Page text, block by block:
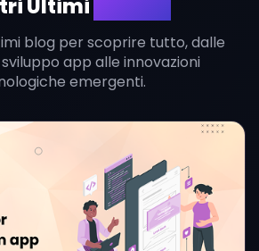
Ultimi
blog per scoprire tutto, dalle
app alle innovazioni
emergenti.